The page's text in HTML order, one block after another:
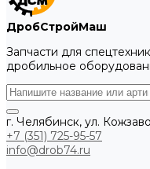
ДробСтройМаш
Запчасти для
дробильное
г. Челябинск, ул.
+7 (351) 725-95-57
info@drob74.ru